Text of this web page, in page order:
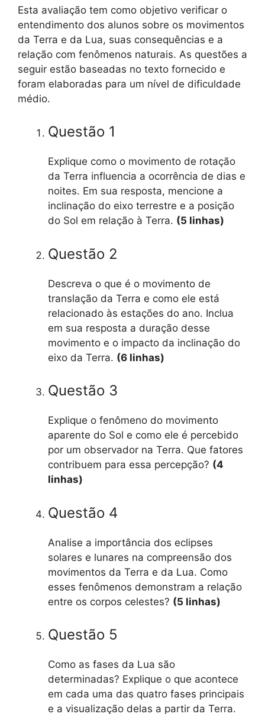
Esta avaliação tem como objetivo verificar o
entendimento dos alunos sobre os movimentos
da Terra e da Lua, suas consequências e a
relação com fenômenos naturais. As questões a
seguir estão baseadas no texto fornecido e
foram elaboradas para um nível de dificuldade
médio.
Questão 1
Explique como o movimento de rotação
da Terra influencia a ocorrência de dias e
noites. Em sua resposta, mencione a
inclinação do eixo terrestre e a posição
do Sol em relação à Terra. (5 linhas)
Questão 2
Descreva o que é o movimento de
translação da Terra e como ele está
relacionado às estações do ano. Inclua
em sua resposta a duração desse
movimento e o impacto da inclinação do
eixo da Terra. (6 linhas)
Questão 3
Explique o fenômeno do movimento
aparente do Sol e como ele é percebido
por um observador na Terra. Que fatores
contribuem para essa percepção? (4
linhas)
Questão 4
Analise a importância dos eclipses
solares e lunares na compreensão dos
movimentos da Terra e da Lua. Como
esses fenômenos demonstram a relação
entre os corpos celestes? (5 linhas)
Questão 5
Como as fases da Lua são
determinadas? Explique o que acontece
em cada uma das quatro fases principais
e a visualização delas a partir da Terra.